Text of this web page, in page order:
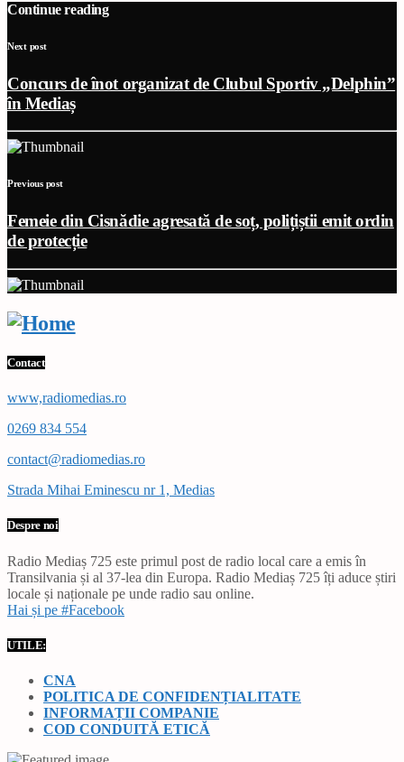
Continue reading
Next post
Concurs de înot organizat de Clubul Sportiv „Delphin”
în Mediaș
Previous post
Femeie din Cisnădie agresată de soț, polițiștii emit ordin
de protecție
Contact
www,radiomedias.ro
0269 834 554
contact@radiomedias.ro
Strada Mihai Eminescu nr 1, Medias
Despre noi
Radio Mediaș 725 este primul post de radio local care a emis în
Transilvania și al 37-lea din Europa. Radio Mediaș 725 îți aduce știri
locale și naționale pe unde radio sau online.
Hai și pe #Facebook
UTILE:
CNA
POLITICA DE CONFIDENȚIALITATE
INFORMAȚII COMPANIE
COD CONDUITĂ ETICĂ